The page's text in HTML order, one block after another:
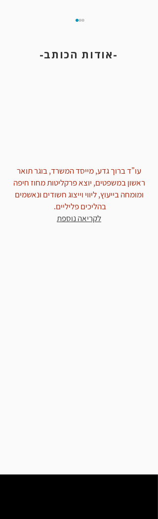
-אודות הכותב-
עו"ד ברוך גדע, מייסד המשרד, בוגר תואר
ראשון במשפטים, יוצא פרקליטות מחוז חיפה
ומומחה בייעוץ, ליווי וייצוג חשודים ונאשמים
בהליכים פליליים.
לקריאה נוספת